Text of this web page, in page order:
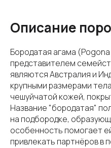
Описание
Бородатая агама
представителем
являются Австралия и
крупными размерами
чешуйчатой кожей,
Название "бородатая"
на подбородке,
особенность помогает
привлекать партнёров в